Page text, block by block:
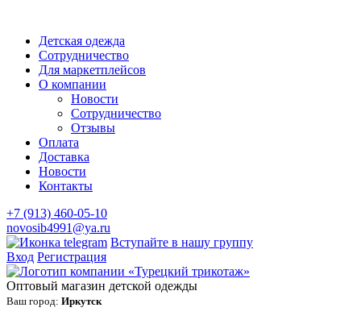
Детская одежда
Сотрудничество
Для маркетплейсов
О компании
Новости
Сотрудничество
Отзывы
Оплата
Доставка
Новости
Контакты
+7 (913) 460-05-10
novosib4991@ya.ru
Вступайте в нашу группу
Вход Регистрация
Оптовый магазин детской одежды
Ваш город: Иркутск